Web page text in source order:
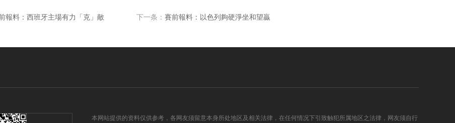
報料：西班牙主場有力「克」敵 下一条： 賽前報料：以色列夠硬淨坐和望贏
本网站提供的资料仅供参考，各网友须留意本身所处地区及相关法律，在任何情况下引致触犯所属地区之法律，网友须自行